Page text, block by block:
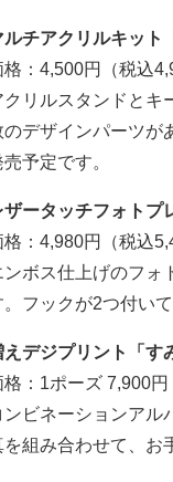
ルチアクリルキット
格：4,500円（税込
クリルスタンドとキ
のデザインパーツが
売予定です。
ザータッチフォトプ
格：4,980円（税込
ンボス仕上げのフォ
。フックが2つ付い
えデジプリント「す
格：1ポーズ 7,900
ンビネーションアル
を組み合わせて、お